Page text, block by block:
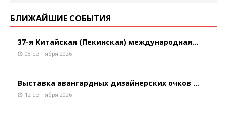
БЛИЖАЙШИЕ СОБЫТИЯ
37-я Китайская (Пекинская) международная...
08 сентября 2026
Выставка авангардных дизайнерских очков ...
12 сентября 2026